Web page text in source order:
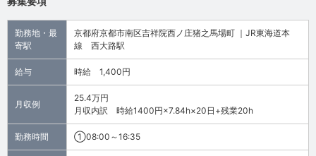
勤務地・最
寄駅
京都府京都市南区吉祥院西ノ庄猪之馬場町 ｜JR東海道本
線 西大路駅
給与 時給 1,400円
月収例
25.4万円
月収内訳 時給1400円×7.84h×20日+残業20h
勤務時間 ①08:00～16:35